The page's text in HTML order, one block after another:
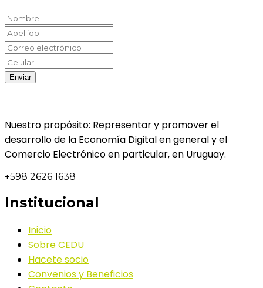
Nuestro propósito: Representar y promover el
desarrollo de la Economía Digital en general y el
Comercio Electrónico en particular, en Uruguay.
+598 2626 1638
Institucional
Inicio
Sobre CEDU
Hacete socio
Convenios y Beneficios